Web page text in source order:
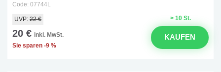
Code: 07744L
> 10 St.
UVP: 22 €
20 € inkl. MwSt.
Sie sparen -9 %
KAUFEN